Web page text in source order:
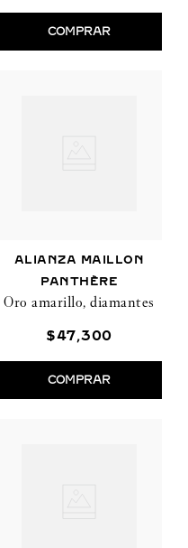
COMPRAR
ALIANZA MAILLON
PANTHÈRE
Oro amarillo, diamantes
$47,300
COMPRAR